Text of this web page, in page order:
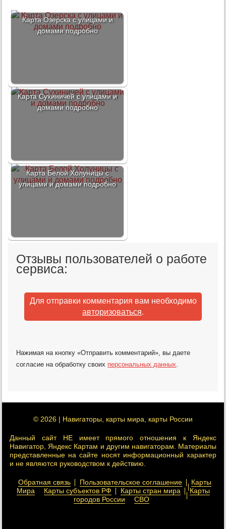
Карта Озерска с улицами и
домами подробно
Карта Сухиничей с улицами и
домами подробно
Карта Белой Холуницы с
улицами и домами подробно
Отзывы пользователей о работе
сервиса:
Для отправки комментария вам необходимо
авторизоваться.
Нажимая на кнопку «Отправить комментарий», вы даете
согласие на обработку своих персональных данных.
© 2026 | Навигаторы, карты мира, карты России
Данный сайт НЕ имеет прямого отношения к Яндекс
Навигатор, Яндекс Картам и другим навигаторам. Материалы
представленные на сайте носят информационный характер
и не являются руководством к действию.
Обратная связь Пользовательское соглашение
Карты
Мира
Карты субъектов РФ Карты стран мира
Карты
городов России
СВО